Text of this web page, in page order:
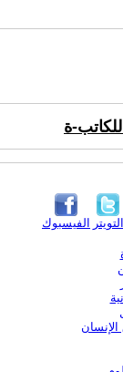
ة
الفيسبوك التويتر
الإنسان